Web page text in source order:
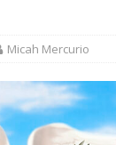
Micah Mercurio